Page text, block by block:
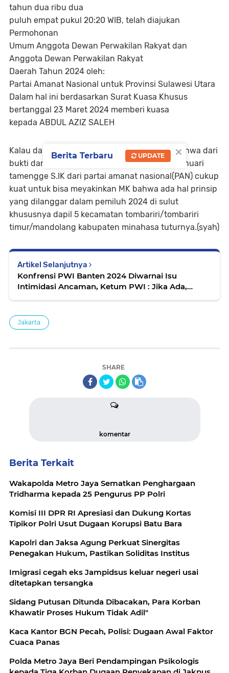
tahun dua ribu dua
puluh empat pukul 20:20 WIB, telah diajukan
Permohonan
Umum Anggota Dewan Perwakilan Rakyat dan
Anggota Dewan Perwakilan Rakyat
Daerah Tahun 2024 oleh:
Partai Amanat Nasional untuk Provinsi Sulawesi Utara
Dalam hal ini berdasarkan Surat Kuasa Khusus
bertanggal 23 Maret 2024 memberi kuasa
kepada ABDUL AZIZ SALEH
Kalau dari perspektif kami,kita cukup yakni bahwa dari
bukti dan argumentasi yang ada diajukan alanuari
tamengge S.IK dari partai amanat nasional(PAN) cukup
kuat untuk bisa meyakinkan MK bahwa ada hal prinsip
yang dilanggar dalam pemiluh 2024 di sulut
khususnya dapil 5 kecamatan tombariri/tombariri
timur/mandolang kabupaten minahasa tuturnya.(syah)
Artikel Selanjutnya
Konfrensi PWI Banten 2024 Diwarnai Isu
Intimidasi Ancaman, Ketum PWI : Jika Ada,
Jakarta
SHARE
komentar
Berita Terkait
Wakapolda Metro Jaya Sematkan Penghargaan
Tridharma kepada 25 Pengurus PP Polri
Komisi III DPR RI Apresiasi dan Dukung Kortas
Tipikor Polri Usut Dugaan Korupsi Batu Bara
Kapolri dan Jaksa Agung Perkuat Sinergitas
Penegakan Hukum, Pastikan Soliditas Institus
Imigrasi cegah eks Jampidsus keluar negeri usai
ditetapkan tersangka
Sidang Putusan Ditunda Dibacakan, Para Korban
Khawatir Proses Hukum Tidak Adil"
Kaca Kantor BGN Pecah, Polisi: Dugaan Awal Faktor
Cuaca Panas
Polda Metro Jaya Beri Pendampingan Psikologis
×
Berita Terbaru UPDATE